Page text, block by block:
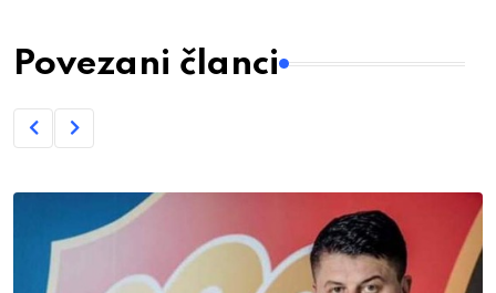
Povezani članci